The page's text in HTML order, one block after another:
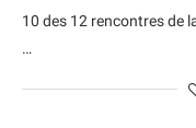
10 des 12 rencontres de
…